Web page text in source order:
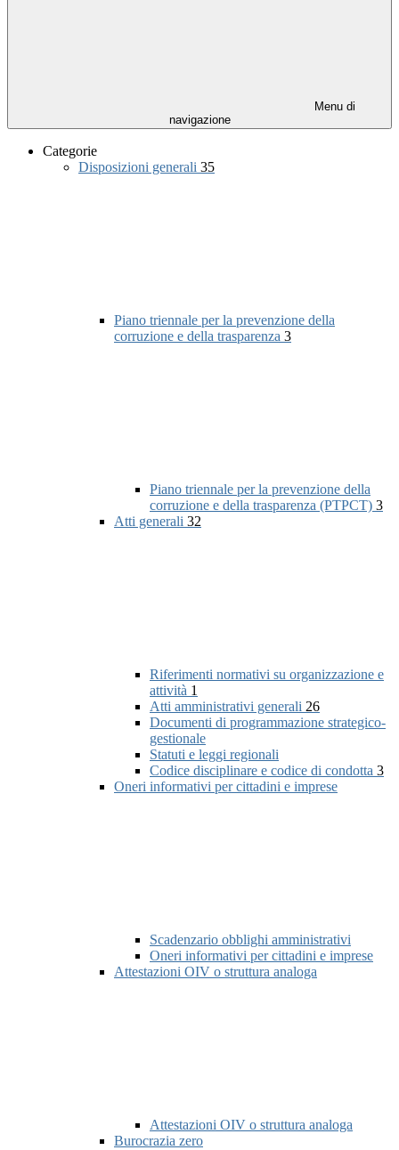
Menu di
navigazione
Categorie
Disposizioni generali 35
Piano triennale per la prevenzione della
corruzione e della trasparenza 3
Piano triennale per la prevenzione della
corruzione e della trasparenza (PTPCT) 3
Atti generali 32
Riferimenti normativi su organizzazione e
attività 1
Atti amministrativi generali 26
Documenti di programmazione strategico-
gestionale
Statuti e leggi regionali
Codice disciplinare e codice di condotta 3
Oneri informativi per cittadini e imprese
Scadenzario obblighi amministrativi
Oneri informativi per cittadini e imprese
Attestazioni OIV o struttura analoga
Attestazioni OIV o struttura analoga
Burocrazia zero